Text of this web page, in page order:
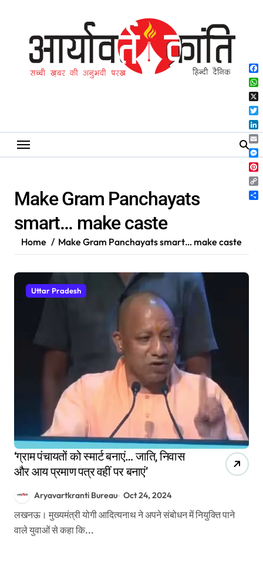
Make Gram Panchayats
smart… make caste
Home Make Gram Panchayats smart… make caste
Uttar Pradesh
‘ग्राम पंचायतों को स्मार्ट बनाएं… जाति, निवास
और आय प्रमाण पत्र वहीं पर बनाएं’
Aryavartkranti Bureau Oct 24, 2024
लखनऊ। मुख्यमंत्री योगी आदित्यनाथ ने अपने संबोधन में नियुक्ति पाने
वाले युवाओं से कहा कि...
X